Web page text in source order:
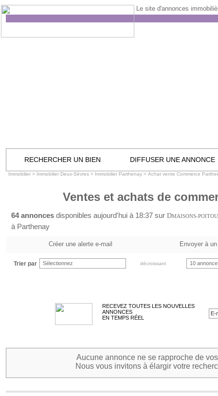
Le site d'annonces
RECHERCHER UN BIEN DIFFUSER UNE ANNONCE
Immobilier > Immobilier Deux-Sèvres > Immobilier Parthenay > Achat vente Commerce
Ventes et achats de
64 annonces disponibles aujourd'hui à 18:37 sur DMAISONS-
à Parthenay
Créer une alerte e-mail Envoyer à
Trier par Sélectionnez décroissant 10
RECEVEZ TOUTES LES NOUVELLES
ANNONCES
EN TEMPS RÉEL
Aucune annonce ne se rapproche de
Nous vous invitons à élargir votre